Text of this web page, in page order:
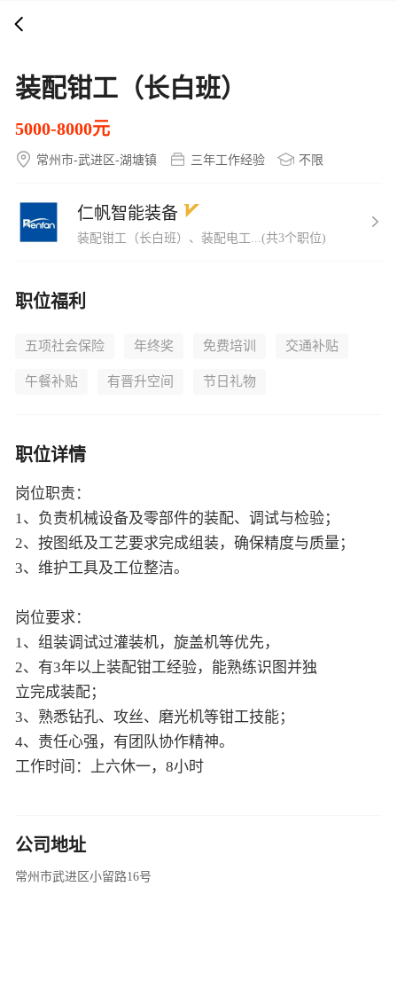
装配钳工（长白班）
5000-8000元
常州市-武进区-湖塘镇 三年工作经验 不限
仁帆智能装备
装配钳工（长白班）、装配电工...(共3个职位)
职位福利
五项社会保险 年终奖 免费培训 交通补贴
午餐补贴 有晋升空间 节日礼物
职位详情
岗位职责：
1、负责机械设备及零部件的装配、调试与检验；
2、按图纸及工艺要求完成组装，确保精度与质量；
3、维护工具及工位整洁。
岗位要求：
1、组装调试过灌装机，旋盖机等优先，
2、有3年以上装配钳工经验，能熟练识图并独
立完成装配；
3、熟悉钻孔、攻丝、磨光机等钳工技能；
4、责任心强，有团队协作精神。
工作时间：上六休一，8小时
公司地址
常州市武进区小留路16号